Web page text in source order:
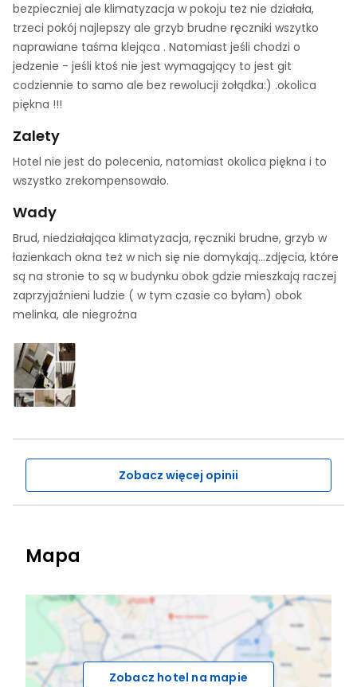
bezpieczniej ale klimatyzacja w pokoju też nie działała,
trzeci pokój najlepszy ale grzyb brudne ręczniki wszytko
naprawiane taśma klejąca . Natomiast jeśli chodzi o
jedzenie - jeśli ktoś nie jest wymagający to jest git
codziennie to samo ale bez rewolucji żołądka:) .okolica
piękna !!!
Zalety
Hotel nie jest do polecenia, natomiast okolica piękna i to
wszystko zrekompensowało.
Wady
Brud, niedziałająca klimatyzacja, ręczniki brudne, grzyb w
łazienkach okna też w nich się nie domykają...zdjęcia, które
są na stronie to są w budynku obok gdzie mieszkają raczej
zaprzyjaźnieni ludzie ( w tym czasie co byłam) obok
melinka, ale niegroźna
Zobacz więcej opinii
Mapa
Zobacz hotel na mapie